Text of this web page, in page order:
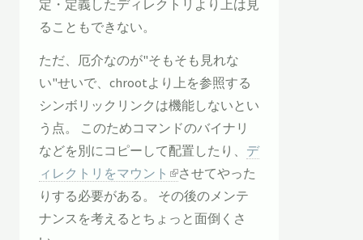
定・定義したディレクトリより上は見
ることもできない。
ただ、厄介なのが"そもそも見れな
い"せいで、chrootより上を参照する
シンボリックリンクは機能しないとい
う点。 このためコマンドのバイナリ
などを別にコピーして配置したり、 デ
ィレクトリをマウント
させてやった
りする必要がある。 その後のメンテ
ナンスを考えるとちょっと面倒くさ